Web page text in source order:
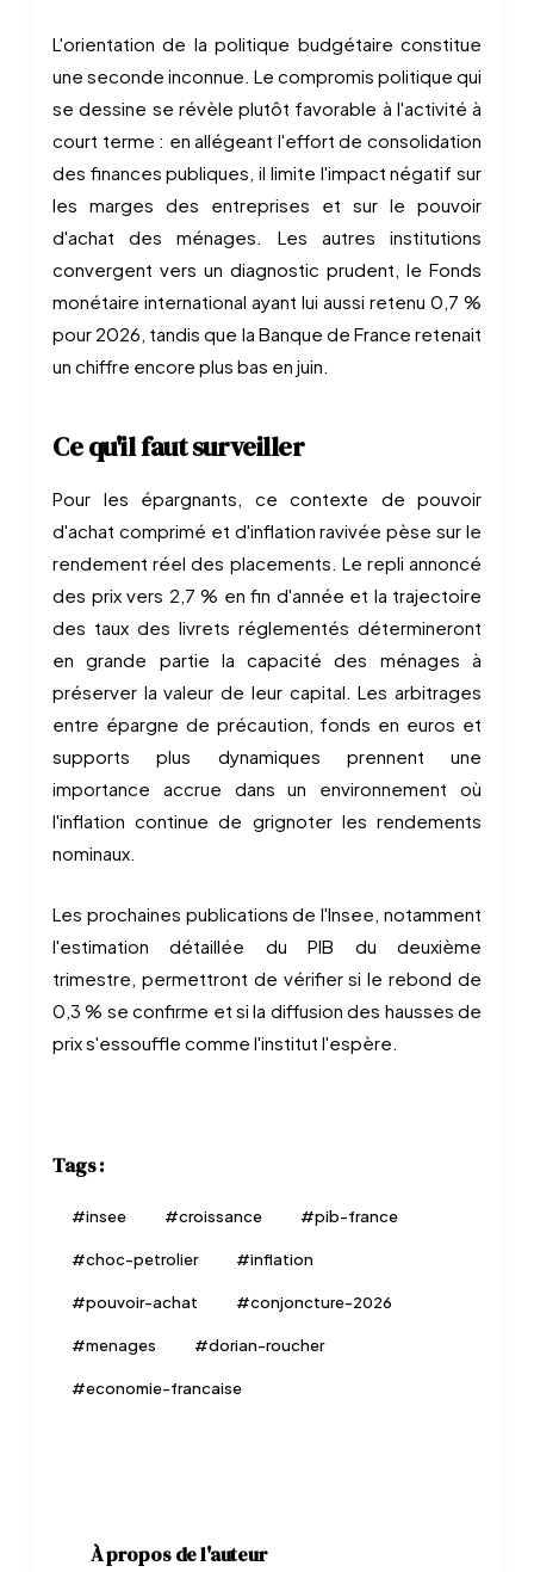
L'orientation de la politique budgétaire constitue
une seconde inconnue. Le compromis politique qui
se dessine se révèle plutôt favorable à l'activité à
court terme : en allégeant l'effort de consolidation
des finances publiques, il limite l'impact négatif sur
les marges des entreprises et sur le pouvoir
d'achat des ménages. Les autres institutions
convergent vers un diagnostic prudent, le Fonds
monétaire international ayant lui aussi retenu 0,7 %
pour 2026, tandis que la Banque de France retenait
un chiffre encore plus bas en juin.
Ce qu'il faut surveiller
Pour les épargnants, ce contexte de pouvoir
d'achat comprimé et d'inflation ravivée pèse sur le
rendement réel des placements. Le repli annoncé
des prix vers 2,7 % en fin d'année et la trajectoire
des taux des livrets réglementés détermineront
en grande partie la capacité des ménages à
préserver la valeur de leur capital. Les arbitrages
entre épargne de précaution, fonds en euros et
supports plus dynamiques prennent une
importance accrue dans un environnement où
l'inflation continue de grignoter les rendements
nominaux.
Les prochaines publications de l'Insee, notamment
l'estimation détaillée du PIB du deuxième
trimestre, permettront de vérifier si le rebond de
0,3 % se confirme et si la diffusion des hausses de
prix s'essouffle comme l'institut l'espère.
Tags :
#insee #croissance #pib-france
#choc-petrolier #inflation
#pouvoir-achat #conjoncture-2026
#menages #dorian-roucher
#economie-francaise
À propos de l'auteur